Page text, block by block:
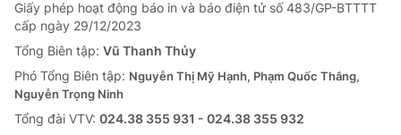
Sản phẩm
Thị trường
Tư vấn
Lịch phát sóng
Chuyên mục khác
Giấy phép hoạt động báo in và báo điện tử số 483/GP-BTTTT
cấp ngày 29/12/2023
Tổng Biên tập: Vũ Thanh Thủy
Phó Tổng Biên tập: Nguyễn Thị Mỹ Hạnh, Phạm Quốc Thắng,
Nguyễn Trọng Ninh
Tổng đài VTV: 024.38 355 931 - 024.38 355 932